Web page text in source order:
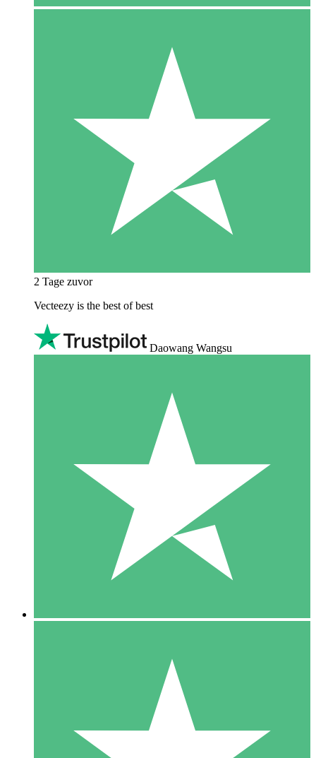
2 Tage zuvor
Vecteezy is the best of best
Daowang Wangsu